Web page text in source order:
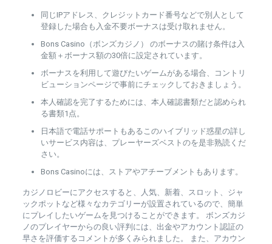
同じIPアドレス、クレジットカード番号などで別人として
登録した場合も入金不要ボーナスは受け取れません。
Bons Casino（ボンズカジノ） のボーナスの賭け条件は入
金額＋ボーナス額の30倍に設定されています。
ボーナスを利用して遊びたいゲームがある場合、コントリ
ビューションページで事前にチェックしておきましょう。
本人確認を完了するためには、本人確認書類だと認められ
る書類1点。
日本語で電話サポートもあるこのハイブリッド惑星の詳し
いサービス内容は、プレーヤーズベストのを是非熟読くだ
さい。
Bons Casinoには、ストアやアチーブメントもあります。
カジノロビーにアクセスすると、人気、新着、スロット、ジャ
ックポットなど様々なカテゴリーが設置されているので、簡単
にプレイしたいゲームを見つけることができます。 ボンズカジ
ノのプレイヤーからの良い評判には、出金やアカウント認証の
早さを評価するコメントが多くみられました。 また、アカウン